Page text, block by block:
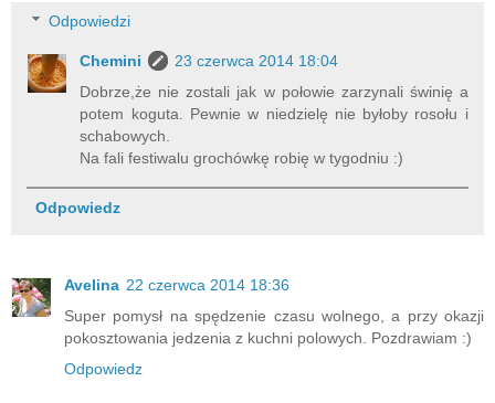
Odpowiedzi
Chemini
23 czerwca 2014 18:04
Dobrze,że nie zostali jak w połowie zarzynali świnię a
potem koguta. Pewnie w niedzielę nie byłoby rosołu i
schabowych.
Na fali festiwalu grochówkę robię w tygodniu :)
Odpowiedz
Avelina 22 czerwca 2014 18:36
Super pomysł na spędzenie czasu wolnego, a przy okazji
pokosztowania jedzenia z kuchni polowych. Pozdrawiam :)
Odpowiedz